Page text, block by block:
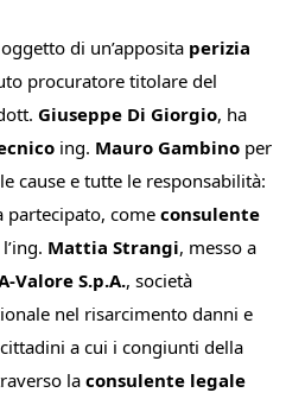
di un’apposita perizia
procuratore titolare del
Giuseppe Di Giorgio, ha
ing. Mauro Gambino per
cause e tutte le responsabilità:
partecipato, come consulente
Mattia Strangi, messo a
Valore S.p.A., società
nel risarcimento danni e
a cui i congiunti della
la consulente legale